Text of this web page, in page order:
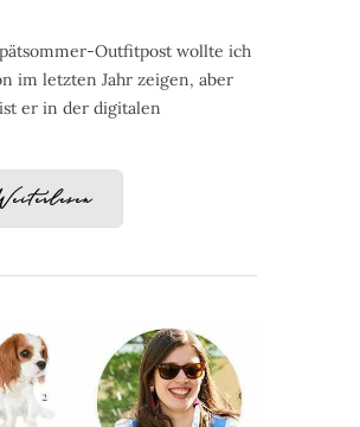
Outfitpost wollte ich
im letzten Jahr zeigen, aber
er in der digitalen